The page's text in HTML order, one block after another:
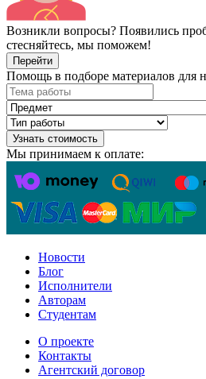
Возникли вопросы? Появились
стесняйтесь, мы поможем!
Перейти
Помощь в подборе материалов для
Узнать стоимость
Мы принимаем к оплате:
Новости
Блог
Исполнители
Авторам
Студентам
О проекте
Контакты
Агентский договор